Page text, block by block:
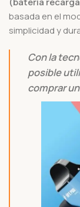
basada en el
simplicidad y
Con la
posible
comprar